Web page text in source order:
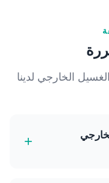
الخارجي لدينا
+